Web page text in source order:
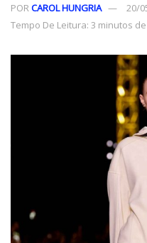
PORCAROL HUNGRIA
20/
Tempo De Leitura: 3 minutos